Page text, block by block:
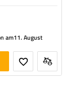
am11. August